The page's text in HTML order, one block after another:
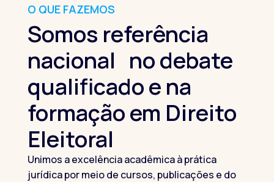
O QUE FAZEMOS
Somos referência
nacional no debate
qualificado e na
formação em Direito
Eleitoral
Unimos a excelência acadêmica à prática
jurídica por meio de cursos, publicações e do